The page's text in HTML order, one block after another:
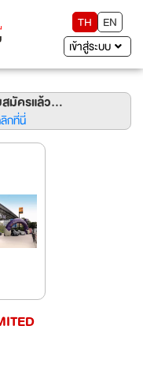
TH
EN
เข้าสู่ระบบ
มัครแล้ว...
กที่นี่